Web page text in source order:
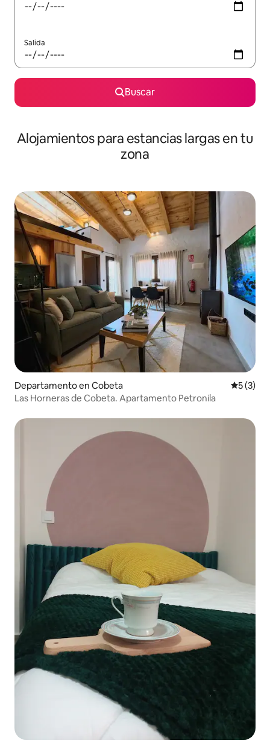
Salida
Buscar
Alojamientos para estancias largas en tu
zona
Departamento en Cobeta
5 (3)
Las Horneras de Cobeta. Apartamento Petronila